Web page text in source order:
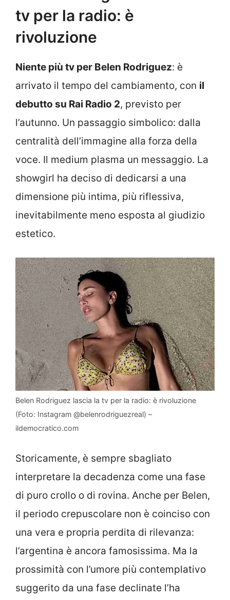
tv per la radio: è
rivoluzione
Niente più tv per Belen Rodriguez: è
arrivato il tempo del cambiamento, con il
debutto su Rai Radio 2, previsto per
l’autunno. Un passaggio simbolico: dalla
centralità dell’immagine alla forza della
voce. Il medium plasma un messaggio. La
showgirl ha deciso di dedicarsi a una
dimensione più intima, più riflessiva,
inevitabilmente meno esposta al giudizio
estetico.
Belen Rodriguez lascia la tv per la radio: è rivoluzione
(Foto: Instagram @belenrodriguezreal) –
ildemocratico.com
Storicamente, è sempre sbagliato
interpretare la decadenza come una fase
di puro crollo o di rovina. Anche per Belen,
il periodo crepuscolare non è coinciso con
una vera e propria perdita di rilevanza:
l’argentina è ancora famosissima. Ma la
prossimità con l’umore più contemplativo
suggerito da una fase declinate l’ha